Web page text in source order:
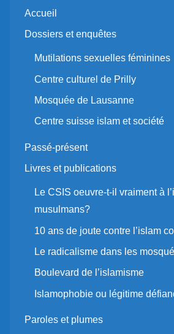
Accueil
Dossiers et enquêtes
Mutilations sexuelles féminines
Centre culturel de Prilly
Mosquée de Lausanne
Centre suisse islam et société
Passé-présent
Livres et publications
Le CSIS oeuvre-t-il vraiment à
musulmans?
10 ans de joute contre l’islam
Le radicalisme dans les
Boulevard de l’islamisme
Islamophobie ou légitime
Paroles et plumes